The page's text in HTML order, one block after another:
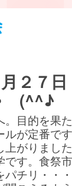
２７日
(^^♪
。目的を果
ルが定番で
上がりまし
です。食祭
パチリ・・